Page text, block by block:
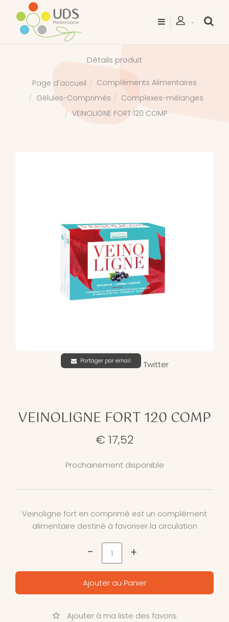
Détails produit
Page d'accueil
Compléments Alimentaires
Gélules-Comprimés
Complexes-mélanges
VEINOLIGNE FORT 120 COMP
Partager par email Twitter
VEINOLIGNE FORT 120 COMP
€ 17,52
Prochainement disponible
Veinoligne fort en comprimé est un complément
alimentaire destiné à favoriser la circulation
- +
Ajouter au Panier
Ajouter à ma liste des favoris